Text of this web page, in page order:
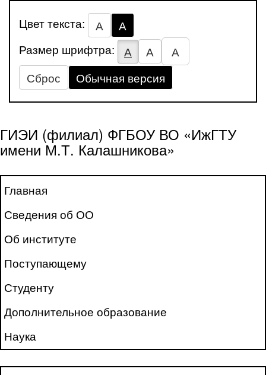
Цвет текста: А
А
Размер шрифтра:
А А
А
Сброс
Обычная версия
ГИЭИ (филиал) ФГБОУ ВО «ИжГТУ
имени М.Т. Калашникова»
Главная
Сведения об ОО
Об институте
Поступающему
Студенту
Дополнительное образование
Наука